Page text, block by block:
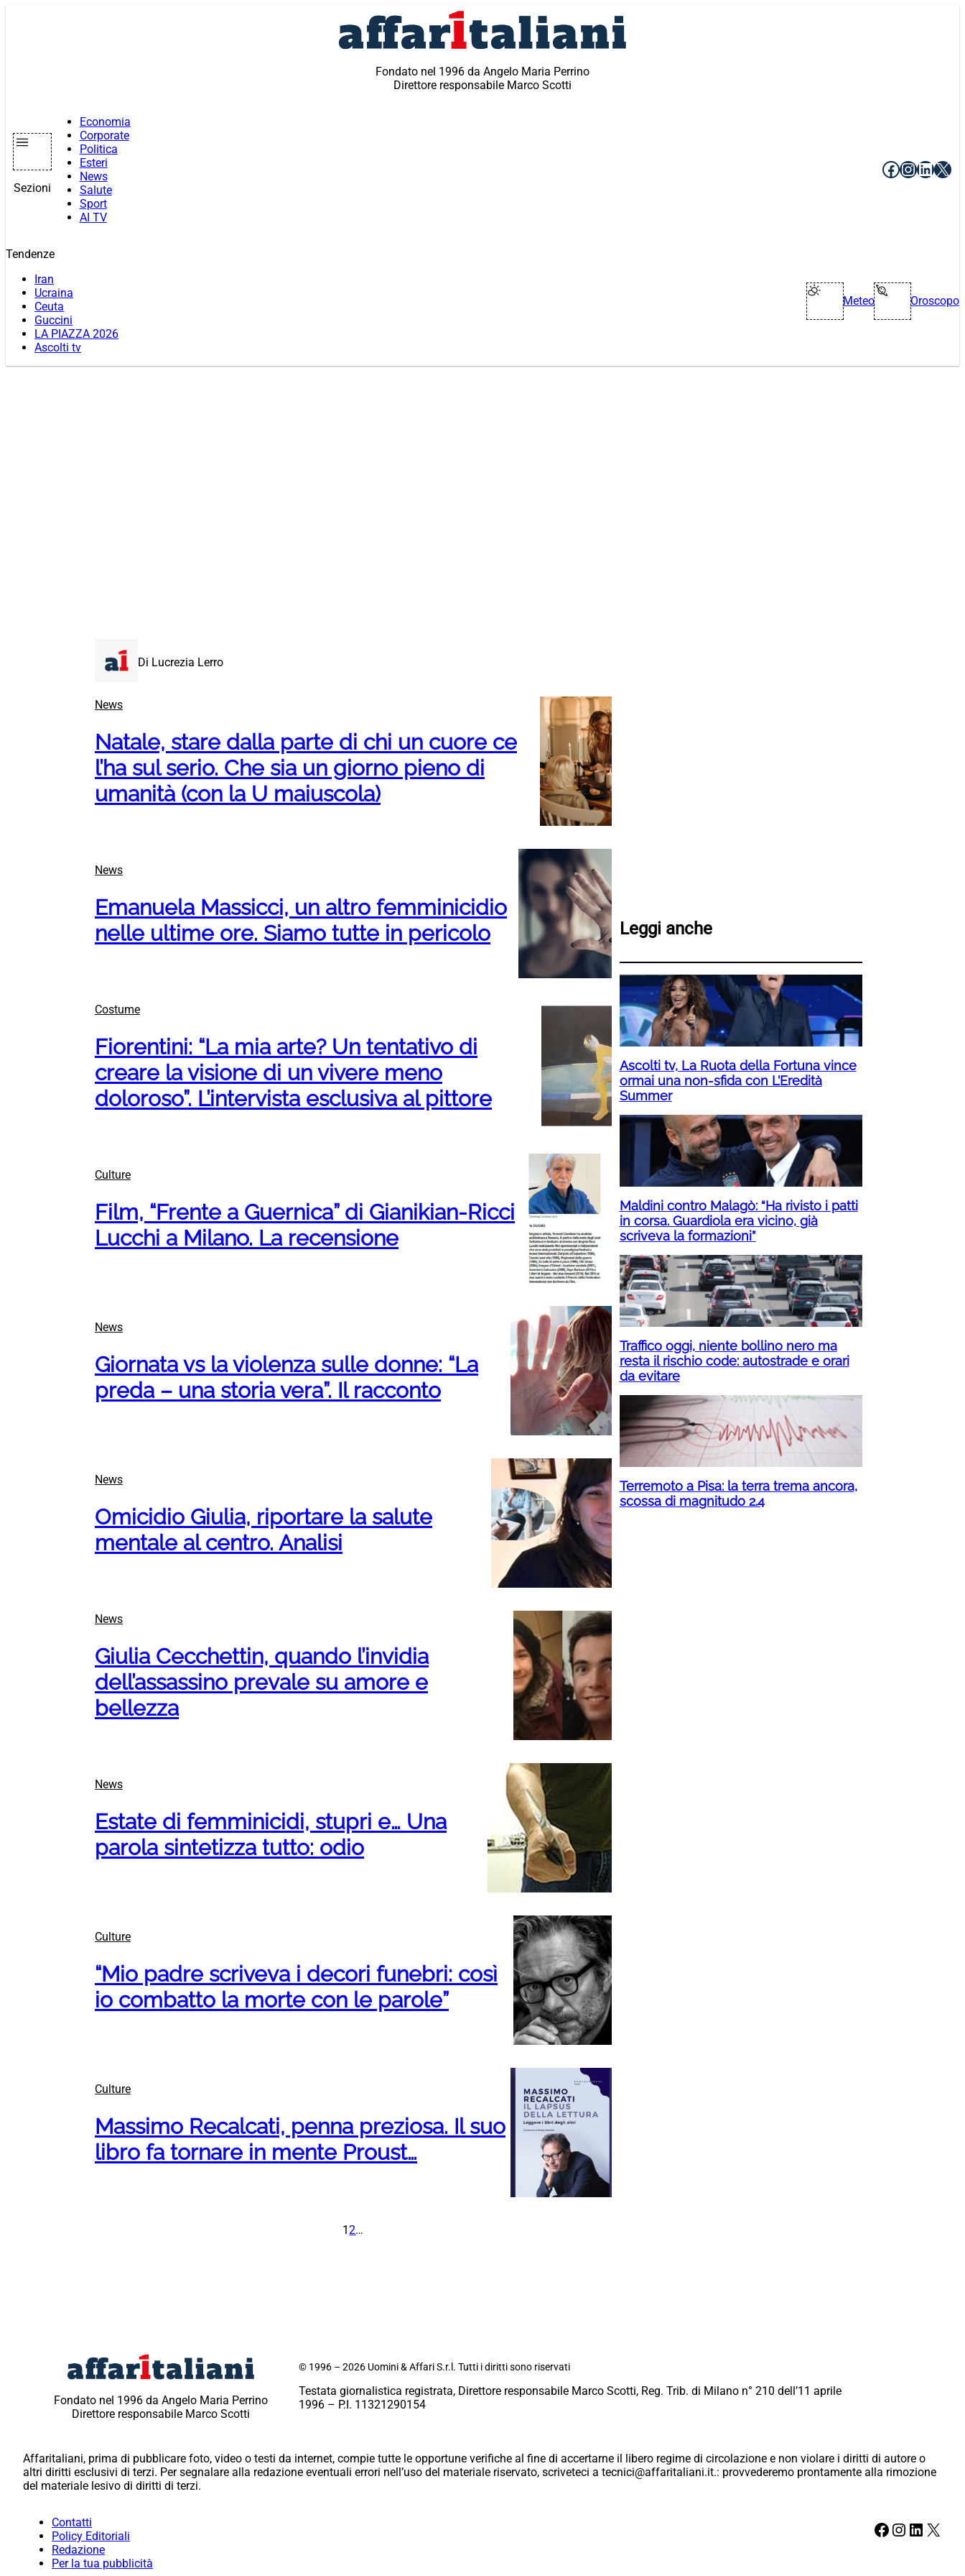
Fondato nel 1996 da Angelo Maria Perrino
Direttore responsabile Marco Scotti
Sezioni
Economia
Corporate
Politica
Esteri
News
Salute
Sport
AI TV
Facebook
X
Tendenze
Iran
Ucraina
Ceuta
Guccini
LA PIAZZA 2026
Ascolti tv
Meteo Oroscopo
Di Lucrezia Lerro
News
Natale, stare dalla parte di chi un cuore ce
l’ha sul serio. Che sia un giorno pieno di
umanità (con la U maiuscola)
News
Emanuela Massicci, un altro femminicidio
nelle ultime ore. Siamo tutte in pericolo
Costume
Fiorentini: “La mia arte? Un tentativo di
creare la visione di un vivere meno
doloroso”. L’intervista esclusiva al pittore
Culture
Film, “Frente a Guernica” di Gianikian-Ricci
Lucchi a Milano. La recensione
News
Giornata vs la violenza sulle donne: “La
preda – una storia vera”. Il racconto
News
Omicidio Giulia, riportare la salute
mentale al centro. Analisi
News
Giulia Cecchettin, quando l’invidia
dell’assassino prevale su amore e
bellezza
News
Estate di femminicidi, stupri e… Una
parola sintetizza tutto: odio
Culture
“Mio padre scriveva i decori funebri: così
io combatto la morte con le parole”
Culture
Massimo Recalcati, penna preziosa. Il suo
libro fa tornare in mente Proust…
12…
Leggi anche
Ascolti tv, La Ruota della Fortuna vince
ormai una non-sfida con L’Eredità
Summer
Maldini contro Malagò: “Ha rivisto i patti
in corsa. Guardiola era vicino, già
scriveva la formazioni”
Traffico oggi, niente bollino nero ma
resta il rischio code: autostrade e orari
da evitare
Terremoto a Pisa: la terra trema ancora,
scossa di magnitudo 2.4
Fondato nel 1996 da Angelo Maria Perrino
Direttore responsabile Marco Scotti
© 1996 – 2026 Uomini & Affari S.r.l. Tutti i diritti sono riservati
Testata giornalistica registrata, Direttore responsabile Marco Scotti, Reg. Trib. di Milano n° 210 dell’11 aprile
1996 – P.I. 11321290154
Affaritaliani, prima di pubblicare foto, video o testi da internet, compie tutte le opportune verifiche al fine di accertarne il libero regime di circolazione e non violare i diritti di autore o
altri diritti esclusivi di terzi. Per segnalare alla redazione eventuali errori nell’uso del materiale riservato, scriveteci a tecnici@affaritaliani.it.: provvederemo prontamente alla rimozione
del materiale lesivo di diritti di terzi.
Contatti
Policy Editoriali
Redazione
Per la tua pubblicità
Facebook Instagram LinkedIn X